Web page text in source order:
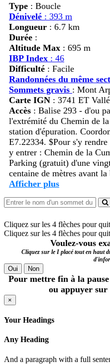
Type : Boucle
Dénivelé : 393 m
Longueur : 6.7 km
Durée :
Altitude Max : 695 m
IBP Index : 46
Difficulté : Facile
Randonnées du même
Sommets gravis : Mont
Carte IGN : 3741 ET
Accès : Balise 293 - d'ou
l'extrémité du Chemin de
station d'épuration.
E7.22334. $Pour s'y
y entrer : Chemin de la
Parking (gratuit) d'une
centaine de mètres avant la
Afficher plus
Cliquez sur les 4 flèches pour
Cliquez sur les 4 flèches pour
Voulez-vous
Cliquez sur le I placé tout en haut
Oui Non
Pour mettre fin à la
ou appuyer
×
Your Headings
Any Heading
And a paragraph with a full